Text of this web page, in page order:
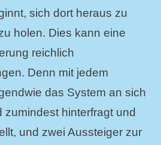
sich dort heraus zu
holen. Dies kann eine
reichlich
Denn mit jedem
das System an sich
zumindest hinterfragt und
und zwei Aussteiger zur